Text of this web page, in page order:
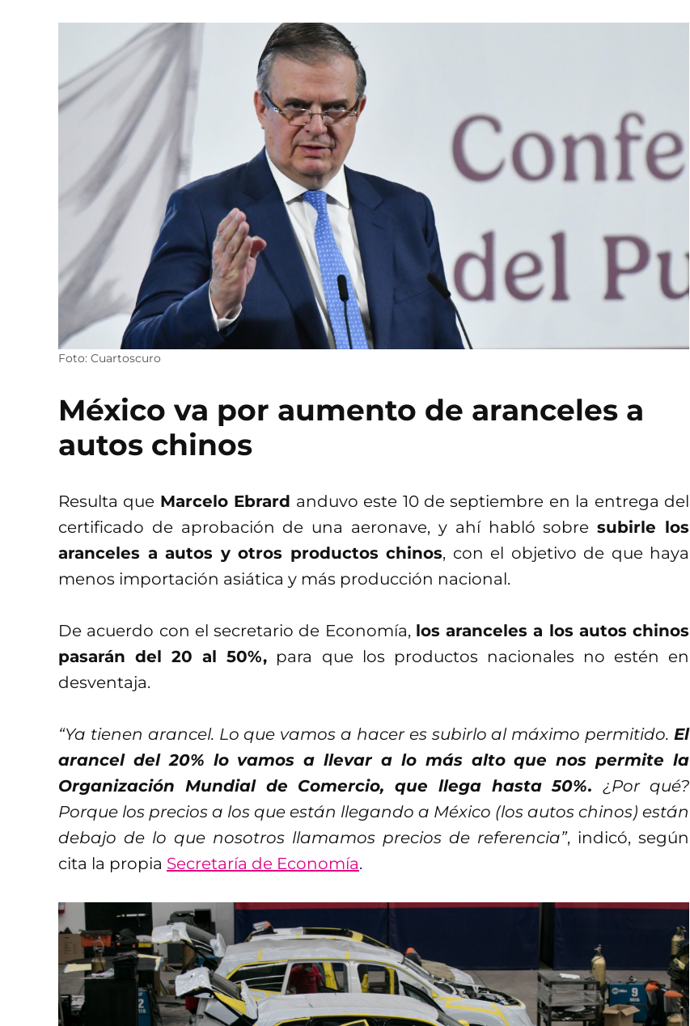
Foto: Cuartoscuro
México va por aumento de aranceles a
autos chinos
Resulta que Marcelo Ebrard anduvo este 10 de septiembre en la entrega del
certificado de aprobación de una aeronave, y ahí habló sobresubirle los
aranceles a autos y otros productos chinos, con el objetivo de que haya
menos importación asiática y más producción nacional.
De acuerdo con el secretario de Economía, los aranceles a los autos chinos
pasarán del 20 al 50%, para que los productos nacionales no estén en
desventaja.
“Ya tienen arancel. Lo que vamos a hacer es subirlo al máximo permitido. El
arancel del 20% lo vamos a llevar a lo más alto que nos permite la
Organización Mundial de Comercio, que llega hasta 50%.¿Por qué?
Porque los precios a los que están llegando a México (los autos chinos) están
debajo de lo que nosotros llamamos precios de referencia”, indicó, según
cita la propia Secretaría de Economía.